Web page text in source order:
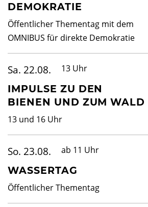
DEMOKRATIE
Öffentlicher Thementag mit dem
OMNIBUS für direkte Demokratie
Sa. 22.08. 13 Uhr
IMPULSE ZU DEN
BIENEN UND ZUM WALD
13 und 16 Uhr
So. 23.08. ab 11 Uhr
WASSERTAG
Öffentlicher Thementag